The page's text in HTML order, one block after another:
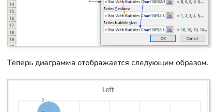
Теперь диаграмма отображается следующим образом.